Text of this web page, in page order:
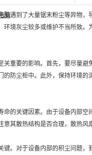
脑遇到了大量锯末粉尘等异物，
环境灰尘较多或维护不当所致
重要的影响。首先，要尽量
防尘柜中。此外，保持环境
的关键因素。由于设备内部
其散热结构是否合理，散热风
键。对于设备内部的积尘问题